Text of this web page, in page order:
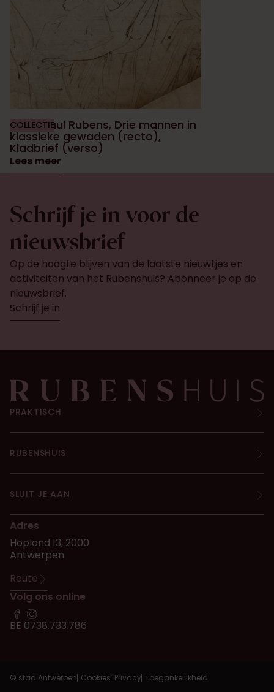
COLLECTIE
Peter Paul Rubens, Drie mannen in
klassieke gewaden (recto),
Kladbrief (verso)
Lees meer
Schrijf je in voor de
nieuwsbrief
Op de hoogte blijven van de laatste nieuwtjes en
activiteiten van het Rubenshuis? Abonneer je op de
nieuwsbrief.
Schrijf je in
Adres
Hopland 13, 2000
Antwerpen
Route
Volg ons online
BE 0738.733.786
PRAKTISCH
RUBENSHUIS
SLUIT JE AAN
© stad Antwerpen Cookies Privacy Toegankelijkheid